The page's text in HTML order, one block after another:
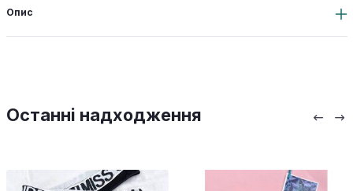
Опис
Останні надходження